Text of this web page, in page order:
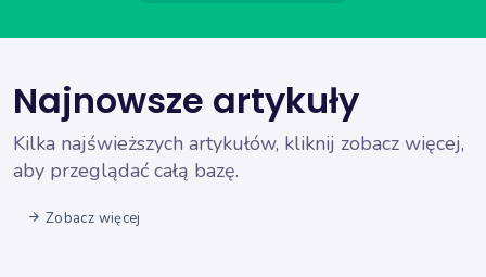
Najnowsze artykuły
Kilka najświeższych artykułów, kliknij zobacz więcej,
aby przeglądać całą bazę.
Zobacz więcej